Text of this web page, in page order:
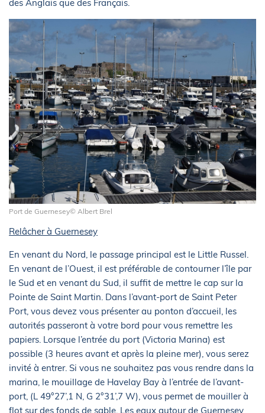
des Anglais que des Français.
Port de Guernesey© Albert Brel
Relâcher à Guernesey
En venant du Nord, le passage principal est le Little Russel.
En venant de l’Ouest, il est préférable de contourner l’île par
le Sud et en venant du Sud, il suffit de mettre le cap sur la
Pointe de Saint Martin. Dans l’avant-port de Saint Peter
Port, vous devez vous présenter au ponton d’accueil, les
autorités passeront à votre bord pour vous remettre les
papiers. Lorsque l’entrée du port (Victoria Marina) est
possible (3 heures avant et après la pleine mer), vous serez
invité à entrer. Si vous ne souhaitez pas vous rendre dans la
marina, le mouillage de Havelay Bay à l’entrée de l’avant-
port, (L 49°27’,1 N, G 2°31’,7 W), vous permet de mouiller à
flot sur des fonds de sable. Les eaux autour de Guernesey